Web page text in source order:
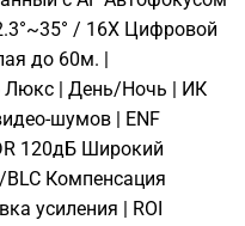
/ 16X Цифровой
до 60м. |
Люкс | День/Ночь | ИК
шумов | ENF
120дБ Широкий
Компенсация
усиления | ROI